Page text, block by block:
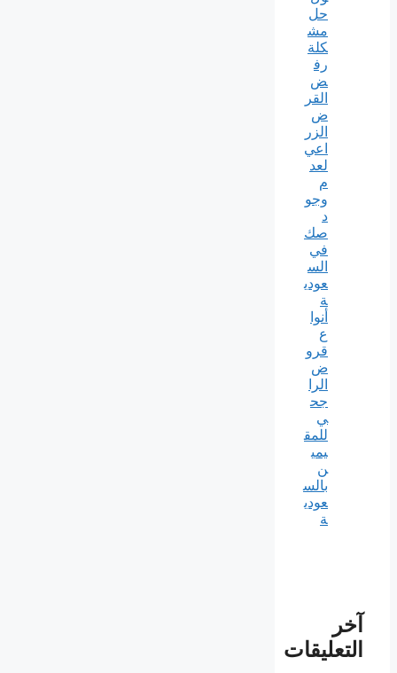
حل
مش
كلة
رف
ض
القر
ض
الزر
اعي
لعد
م
وجو
د
صك
في
الس
عودي
ة
أنوا
ع
قرو
ض
الرا
جح
ي
للمق
يمي
ن
بالس
عودي
ة
آخر
التعليقات